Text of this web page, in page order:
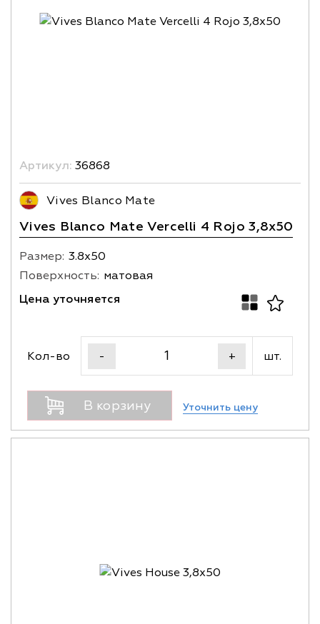
Артикул: 36868
Vives Blanco Mate
Vives Blanco Mate Vercelli 4 Rojo 3,8x50
Размер: 3.8х50
Поверхность: матовая
Цена уточняется
Кол-во - + шт.
В корзину Уточнить цену